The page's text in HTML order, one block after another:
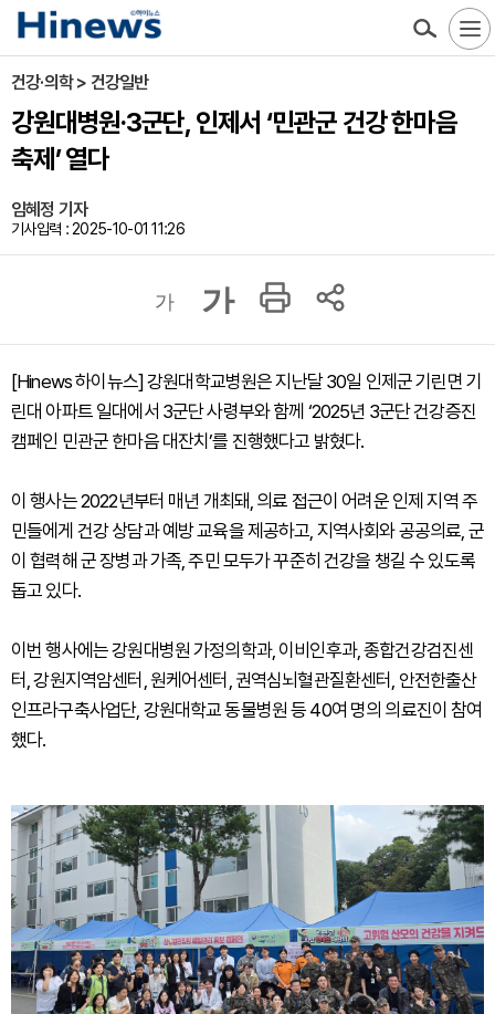
건강·의학 > 건강일반
강원대병원·3군단, 인제서 ‘민관군 건강 한마음
축제’ 열다
임혜정 기자
기사입력 : 2025-10-01 11:26
가 가
[Hinews 하이뉴스] 강원대학교병원은 지난달 30일 인제군 기린면 기
린대 아파트 일대에서 3군단 사령부와 함께 ‘2025년 3군단 건강증진
캠페인 민관군 한마음 대잔치’를 진행했다고 밝혔다.
이 행사는 2022년부터 매년 개최돼, 의료 접근이 어려운 인제 지역 주
민들에게 건강 상담과 예방 교육을 제공하고, 지역사회와 공공의료, 군
이 협력해 군 장병과 가족, 주민 모두가 꾸준히 건강을 챙길 수 있도록
돕고 있다.
이번 행사에는 강원대병원 가정의학과, 이비인후과, 종합건강검진센
터, 강원지역암센터, 원케어센터, 권역심뇌혈관질환센터, 안전한출산
인프라구축사업단, 강원대학교 동물병원 등 40여 명의 의료진이 참여
했다.